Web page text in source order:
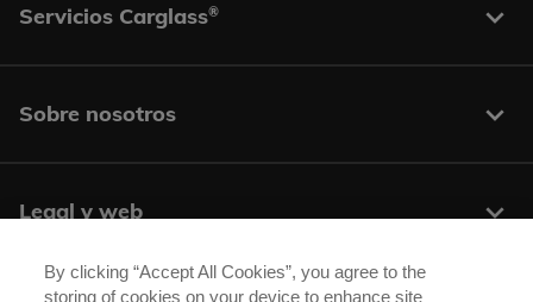
Servicios Carglass®
Sobre nosotros
Legal y web
By clicking “Accept All Cookies”, you agree to the
storing of cookies on your device to enhance site